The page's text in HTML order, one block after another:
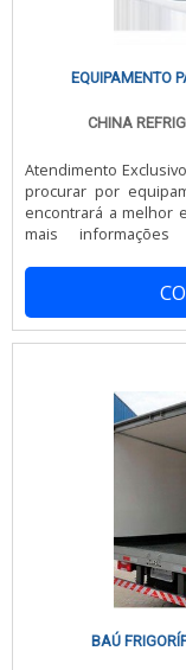
EQUIPAMENTO
CHINA
Atendimento
procurar por
encontrará a melhor
mais
de baú, com a China
qualidade com
serviços.DETALHES
REFRIGERAÇÃO DE
atividades e
se certificar que
refrigeração de baú
eficientes de uma
excelência e
Refrigeração se
eficazes para
equipamentos
execução dos
principalmente à
cliente.Sem
BAÚ